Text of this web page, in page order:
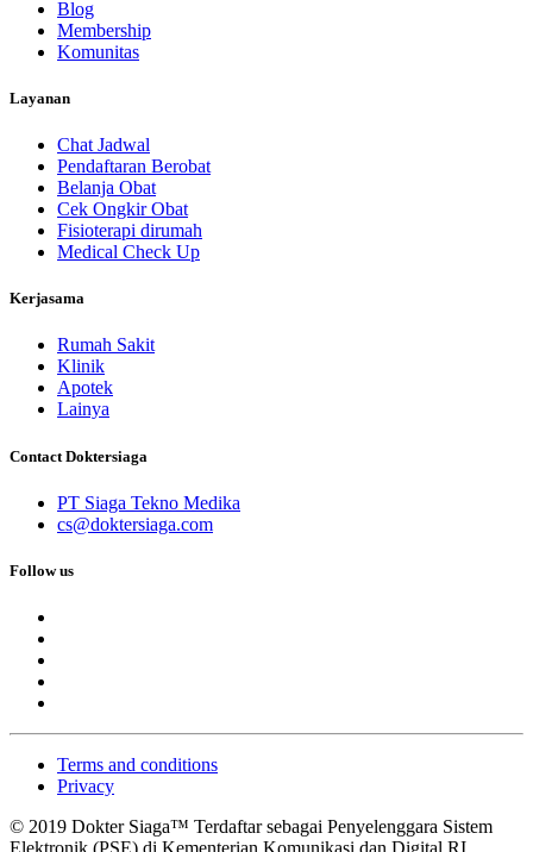
Blog
Membership
Komunitas
Layanan
Chat Jadwal
Pendaftaran Berobat
Belanja Obat
Cek Ongkir Obat
Fisioterapi dirumah
Medical Check Up
Kerjasama
Rumah Sakit
Klinik
Apotek
Lainya
Contact Doktersiaga
PT Siaga Tekno Medika
cs@doktersiaga.com
Follow us
Terms and conditions
Privacy
© 2019 Dokter Siaga™ Terdaftar sebagai Penyelenggara Sistem
Elektronik (PSE) di Kementerian Komunikasi dan Digital RI